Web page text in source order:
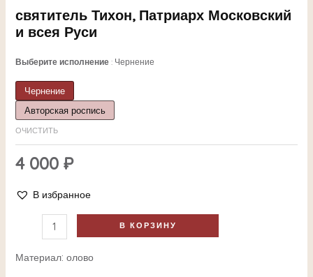
святитель Тихон, Патриарх Московский
и всея Руси
Выберите исполнение Чернение
Чернение
Авторская роспись
ОЧИСТИТЬ
4 000 ₽
В избранное
В КОРЗИНУ
Материал: олово